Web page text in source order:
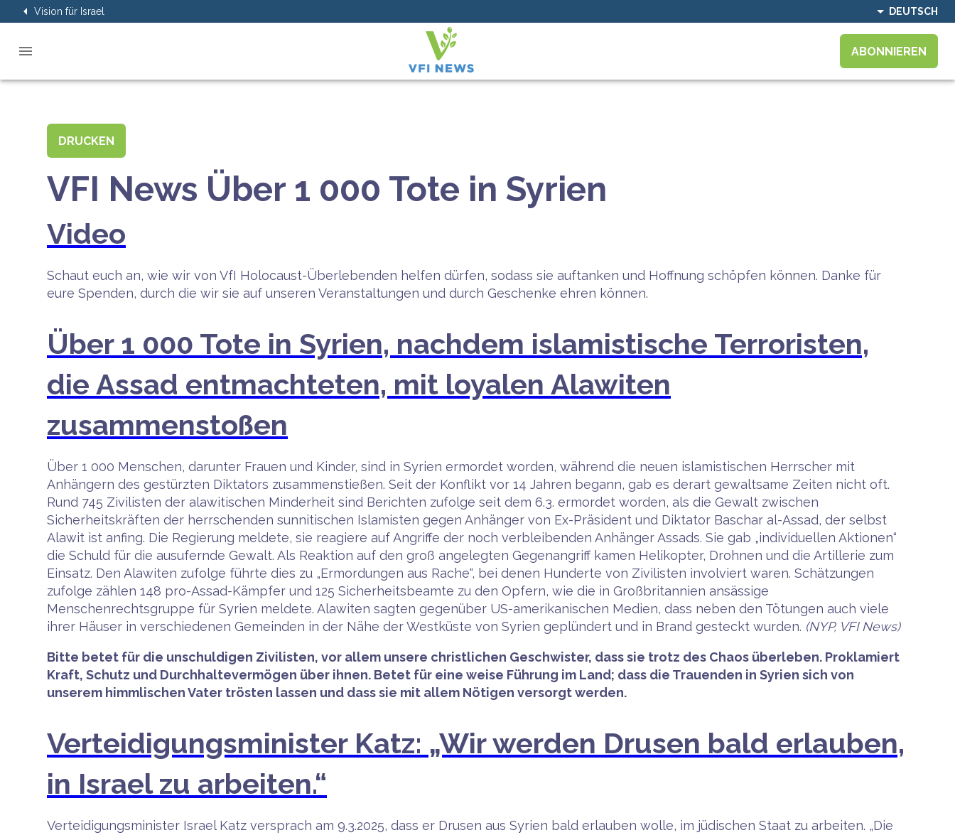
Vision für Israel DEUTSCH
ABONNIEREN
DRUCKEN
VFI News Über 1 000 Tote in Syrien
Video
Schaut euch an, wie wir von VfI Holocaust-Überlebenden helfen dürfen, sodass sie auftanken und Hoffnung schöpfen können. Danke für
eure Spenden, durch die wir sie auf unseren Veranstaltungen und durch Geschenke ehren können.
Über 1 000 Tote in Syrien, nachdem islamistische Terroristen,
die Assad entmachteten, mit loyalen Alawiten
zusammenstoßen
Über 1 000 Menschen, darunter Frauen und Kinder, sind in Syrien ermordet worden, während die neuen islamistischen Herrscher mit
Anhängern des gestürzten Diktators zusammenstießen. Seit der Konflikt vor 14 Jahren begann, gab es derart gewaltsame Zeiten nicht oft.
Rund 745 Zivilisten der alawitischen Minderheit sind Berichten zufolge seit dem 6.3. ermordet worden, als die Gewalt zwischen
Sicherheitskräften der herrschenden sunnitischen Islamisten gegen Anhänger von Ex-Präsident und Diktator Baschar al-Assad, der selbst
Alawit ist anfing. Die Regierung meldete, sie reagiere auf Angriffe der noch verbleibenden Anhänger Assads. Sie gab „individuellen Aktionen“
die Schuld für die ausufernde Gewalt. Als Reaktion auf den groß angelegten Gegenangriff kamen Helikopter, Drohnen und die Artillerie zum
Einsatz. Den Alawiten zufolge führte dies zu „Ermordungen aus Rache“, bei denen Hunderte von Zivilisten involviert waren. Schätzungen
zufolge zählen 148 pro-Assad-Kämpfer und 125 Sicherheitsbeamte zu den Opfern, wie die in Großbritannien ansässige
Menschenrechtsgruppe für Syrien meldete. Alawiten sagten gegenüber US-amerikanischen Medien, dass neben den Tötungen auch viele
ihrer Häuser in verschiedenen Gemeinden in der Nähe der Westküste von Syrien geplündert und in Brand gesteckt wurden. (NYP, VFI News)
Bitte betet für die unschuldigen Zivilisten, vor allem unsere christlichen Geschwister, dass sie trotz des Chaos überleben. Proklamiert
Kraft, Schutz und Durchhaltevermögen über ihnen. Betet für eine weise Führung im Land; dass die Trauenden in Syrien sich von
unserem himmlischen Vater trösten lassen und dass sie mit allem Nötigen versorgt werden.
Verteidigungsminister Katz: „Wir werden Drusen bald erlauben,
in Israel zu arbeiten.“
Verteidigungsminister Israel Katz versprach am 9.3.2025, dass er Drusen aus Syrien bald erlauben wolle, im jüdischen Staat zu arbeiten. „Die